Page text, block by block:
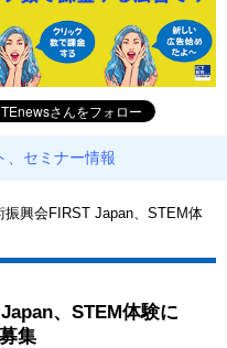
、セミナー情報
振興会FIRST Japan、STEM体
、STEM体験に
集